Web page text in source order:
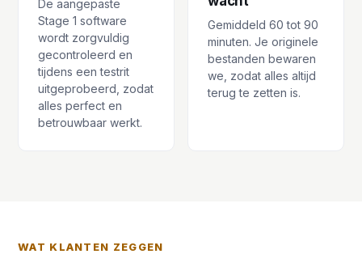
De aangepaste
Stage 1 software
wordt zorgvuldig
gecontroleerd en
tijdens een testrit
uitgeprobeerd, zodat
alles perfect en
betrouwbaar werkt.
Gemiddeld 60 tot 90
minuten. Je originele
bestanden bewaren
we, zodat alles altijd
terug te zetten is.
WAT KLANTEN ZEGGEN